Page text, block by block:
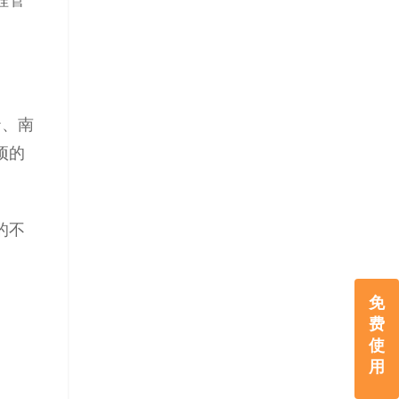
免
费
使
用
南
的
不